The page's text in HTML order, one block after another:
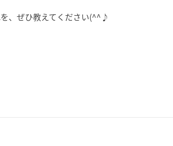
、ぜひ教えてください(^^♪